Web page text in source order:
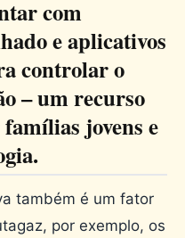
com
e aplicativos
controlar o
– um recurso
jovens e
também é um fator
por exemplo, os